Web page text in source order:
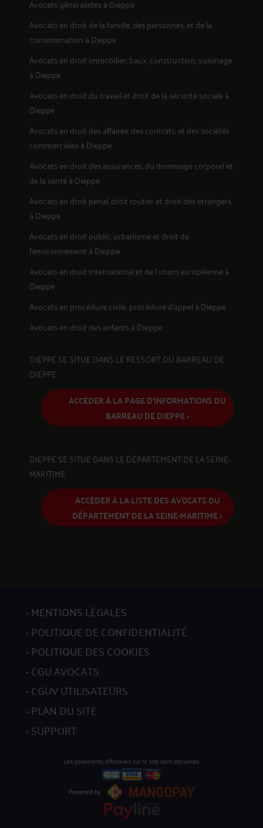
Avocats généralistes à Dieppe
Avocats en droit de la famille, des personnes, et de la
consommation à Dieppe
Avocats en droit immobilier, baux, construction, voisinage
à Dieppe
Avocats en droit du travail et droit de la sécurité socialeà
Dieppe
Avocats en droit des affaires, des contrats, et des sociétés
commercialesà Dieppe
Avocats en droit des assurances, du dommage corporel et
de la santéà Dieppe
Avocats en droit pénal, droit routier et droit des étrangers
à Dieppe
Avocats en droit public, urbanisme et droit de
l'environnement à Dieppe
Avocats en droit international et de l'union européenneà
Dieppe
Avocats en procédure civile, procédure d'appel à Dieppe
Avocats en droit des enfantsà Dieppe
DIEPPE SE SITUE DANS LE RESSORT DU BARREAU DE
DIEPPE
ACCÉDER À LA PAGE D'INFORMATIONS DU
BARREAU DE DIEPPE >
DIEPPE SE SITUE DANS LE DÉPARTEMENT DE LA SEINE-
MARITIME
ACCÉDER À LA LISTE DES AVOCATS DU
DÉPARTEMENT DE LA SEINE-MARITIME >
MENTIONS LÉGALES
POLITIQUE DE CONFIDENTIALITÉ
POLITIQUE DES COOKIES
CGU AVOCATS
CGUV UTILISATEURS
PLAN DU SITE
SUPPORT